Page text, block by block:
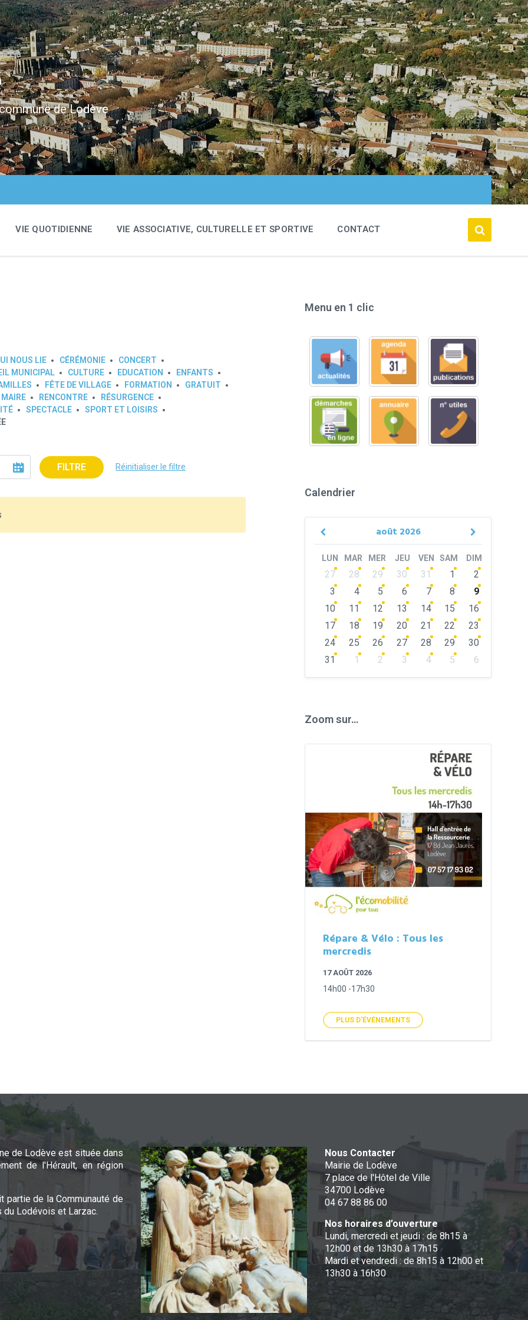
de Lodève
VIE QUOTIDIENNE VIE ASSOCIATIVE, CULTURELLE ET SPORTIVE CONTACT
NOUS LIE CÉRÉMONIE
CONCERT
MUNICIPAL CULTURE EDUCATION
ENFANTS
FÊTE DE VILLAGE FORMATION
GRATUIT
MAIRE RENCONTRE
RÉSURGENCE
SPECTACLE
SPORT ET LOISIRS
FILTRE Réinitialiser le filtre
Menu en 1 clic
Calendrier
août 2026
Previous
Next
LUN MAR MER JEU VEN SAM DIM
Skip
calendar
days
27 28 29 30 31 1
2
3
4 5 6 7 8
9
10
11 12 13 14 15
16
17
18 19 20 21 22
23
24
25 26 27 28 29
30
31
1 2 3 4 5
6
Zoom sur…
Répare & Vélo : Tous les
mercredis
17 AOÛT 2026
14h00 -17h30
PLUS D'ÉVÉNEMENTS
de Lodève est située dans
de l'Hérault, en région
partie de la Communauté de
du Lodévois et Larzac.
Nous Contacter
Mairie de Lodève
7 place de l'Hôtel de Ville
34700 Lodève
04 67 88 86 00
Nos horaires d’ouverture
Lundi, mercredi et jeudi : de 8h15 à
12h00 et de 13h30 à 17h15
Mardi et vendredi : de 8h15 à 12h00 et
13h30 à 16h30